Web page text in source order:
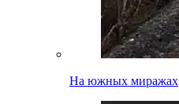
На южных миражах